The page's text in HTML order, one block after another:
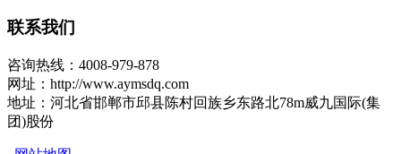
联系我们
咨询热线：4008-979-878
网址：http://www.aymsdq.com
地址：河北省邯郸市邱县陈村回族乡东路北78m威九国际(集
团)股份